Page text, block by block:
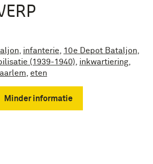
infanterie 10e Depot Bataljon
(1939-1940) inkwartiering
eten
Minder informatie